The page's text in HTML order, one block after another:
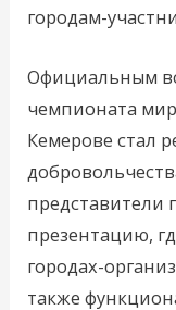
городам-
Официальным
чемпионата
Кемерове стал
представители
презентацию,
городах-
также